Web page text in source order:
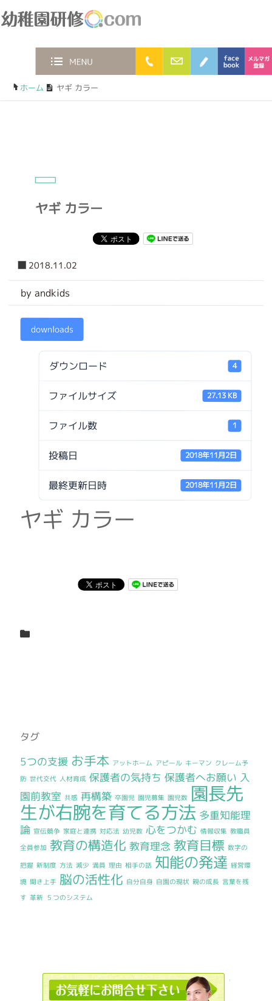
MENU 0120-36-2023
お問合わせフォー
ブログ
ホーム / ヤギ カラー
ヤギ カラー
2018.11.02
by andkids
downloads
ダウンロード 4
ファイルサイズ 27.13 KB
ファイル数 1
投稿日 2018年11月2日
最終更新日時 2018年11月2日
ヤギ カラー
タグ
5つの支援 お手本 アットホーム アピール キーマン クレーム予
防 世代交代 人材育成 保護者の気持ち 保護者へお願い 入
園前教室 共感 再構築 卒園児 園児募集 園児数 園長先
生が右腕を育てる方法 多重知能理
論 宣伝競争 家庭と連携 対応法 幼児数 心をつかむ 情報収集 教職員
全員参加 教育の構造化 教育理念 教育目標 数字の
把握 新制度 方法 減少 満員 理由 相手の話 知能の発達 経営環
境 聞き上手 脳の活性化 自分自身 自園の現状 親の成長 言葉を残
す 革新 ５つのシステム